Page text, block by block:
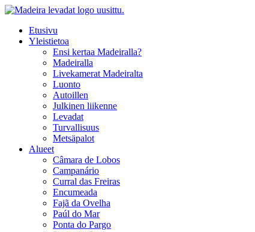
Etusivu
Yleistietoa
Ensi kertaa Madeiralla?
Madeiralla
Livekamerat Madeiralta
Luonto
Autoillen
Julkinen liikenne
Levadat
Turvallisuus
Metsäpalot
Alueet
Câmara de Lobos
Campanário
Curral das Freiras
Encumeada
Fajã da Ovelha
Paúl do Mar
Ponta do Pargo